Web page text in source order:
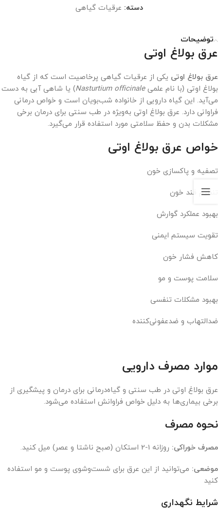
دسته: عرقیات گیاهی
توضیحات
عرق بولاغ اوتی
عرق بولاغ اوتی یکی از عرقیات گیاهی پرخاصیت است که از گیاه
بولاغ اوتی (با نام علمیNasturtium officinale) یا شاهی آبی به دست
می‌آید. این گیاه دارویی از خانواده شب‌بویان است و خواص درمانی
فراوانی دارد. عرق بولاغ اوتی به‌ویژه در طب سنتی برای درمان برخی
مشکلات بدن و حفظ سلامتی مورد استفاده قرار می‌گیرد.
خواص عرق بولاغ اوتی
تصفیه و پاکسازی خون
تنظیم قند خون
بهبود عملکرد گوارش
تقویت سیستم ایمنی
کاهش فشار خون
سلامت پوست و مو
بهبود مشکلات تنفسی
ضدالتهاب و ضدعفونی‌کننده
موارد مصرف دارویی
عرق بولاغ اوتی در طب سنتی و گیاه‌درمانی برای درمان و پیشگیری از
برخی بیماری‌ها به دلیل خواص فراوانش استفاده می‌شود.
نحوه مصرف
مصرف خوراکی: روزانه 1-2 استکان (صبح ناشتا و عصر) میل کنید.
موضعی: می‌توانید از این عرق برای شست‌وشوی پوست و مو استفاده
کنید
شرایط نگهداری